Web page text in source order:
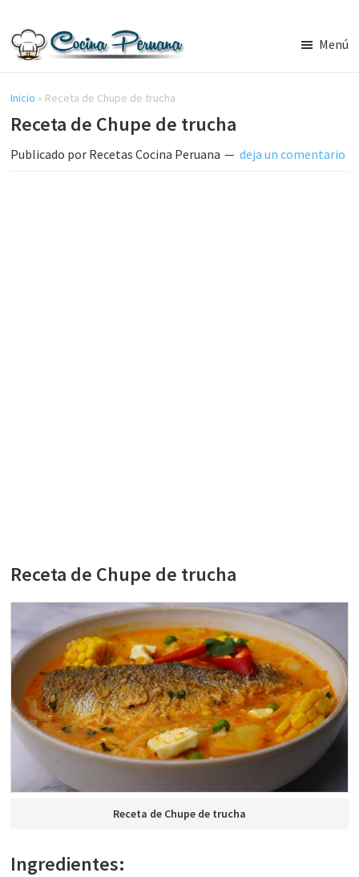
contenido
lateral
principal
Cocina
Peruana,
Recetas
de
Comida
Menú
Inicio » Receta de Chupe de trucha
Receta de Chupe de trucha
Publicado por Recetas Cocina Peruana deja un comentario
Receta de Chupe de trucha
Receta de Chupe de trucha
Ingredientes: